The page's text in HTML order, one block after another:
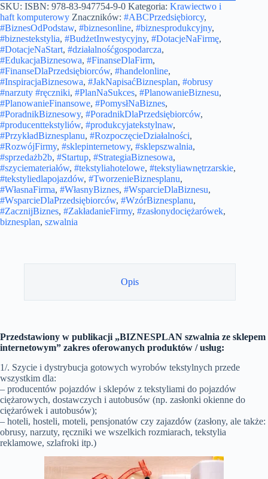
SKU: ISBN: 978-83-947754-9-0 Kategoria: Krawiectwo i
haft komputerowy Znaczników: #ABCPrzedsiębiorcy,
#BiznesOdPodstaw, #biznesonline, #biznesprodukcyjny,
#biznestekstylia, #BudżetInwestycyjny, #DotacjeNaFirmę,
#DotacjeNaStart, #działalnośćgospodarcza,
#EdukacjaBiznesowa, #FinanseDlaFirm,
#FinanseDlaPrzedsiębiorców, #handelonline,
#InspiracjaBiznesowa, #JakNapisaćBiznesplan, #obrusy
#narzuty #ręczniki, #PlanNaSukces, #PlanowanieBiznesu,
#PlanowanieFinansowe, #PomysłNaBiznes,
#PoradnikBiznesowy, #PoradnikDlaPrzedsiębiorców,
#producenttekstyliów, #produkcyjatekstylnaw,
#PrzykładBiznesplanu, #RozpoczęcieDziałalności,
#RozwójFirmy, #sklepinternetowy, #sklepszwalnia,
#sprzedażb2b, #Startup, #StrategiaBiznesowa,
#szyciemateriałów, #tekstyliahotelowe, #tekstyliawnętrzarskie,
#tekstyliedlapojazdów, #TworzenieBiznesplanu,
#WłasnaFirma, #WłasnyBiznes, #WsparcieDlaBiznesu,
#WsparcieDlaPrzedsiębiorców, #WzórBiznesplanu,
#ZacznijBiznes, #ZakładanieFirmy, #zasłonydociężarówek,
biznesplan, szwalnia
Opis
Przedstawiony w publikacji „BIZNESPLAN szwalnia ze sklepem
internetowym” zakres oferowanych produktów / usług:
1/. Szycie i dystrybucja gotowych wyrobów tekstylnych przede
wszystkim dla:
– producentów pojazdów i sklepów z tekstyliami do pojazdów
ciężarowych, dostawczych i autobusów (np. zasłonki okienne do
ciężarówek i autobusów);
– hoteli, hosteli, moteli, pensjonatów czy zajazdów (zasłony, ale także:
obrusy, narzuty, ręczniki we wszelkich rozmiarach, tekstylia
reklamowe, szlafroki itp.)